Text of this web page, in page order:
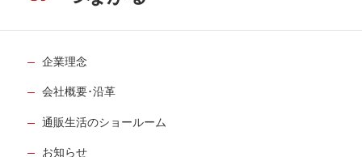
企業理念
会社概要･沿革
通販生活のショールーム
お知らせ